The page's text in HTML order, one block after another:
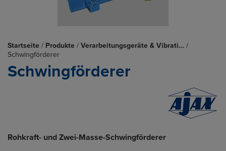
Startseite / Produkte / Verarbeitungsgeräte & Vibrati… /
Schwingförderer
Schwingförderer
Rohkraft- und Zwei-Masse-Schwingförderer